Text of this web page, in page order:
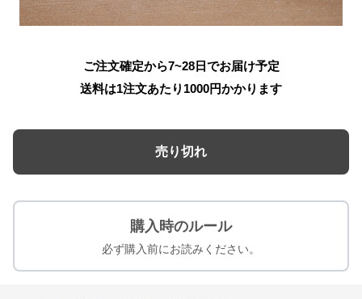
ご注文確定から7~28日でお届け予定
送料は1注文あたり 1000円かかります
売り切れ
購入時のルール
必ず購入前にお読みください。